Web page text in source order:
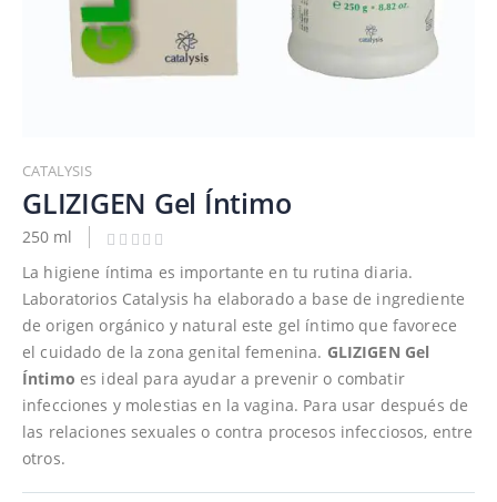
al
comienzo
de
la
galería
imágenes
CATALYSIS
GLIZIGEN Gel Íntimo
250 ml
La higiene íntima es importante en tu rutina diaria.
Laboratorios Catalysis ha elaborado a base de ingrediente
de origen orgánico y natural este gel íntimo que favorece
el cuidado de la zona genital femenina. GLIZIGEN Gel
Íntimo es ideal para ayudar a prevenir o combatir
infecciones y molestias en la vagina. Para usar después de
las relaciones sexuales o contra procesos infecciosos, entre
otros.